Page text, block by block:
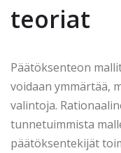
teoriat
Päätöksenteon
voidaan ymmärtää,
valintoja.
tunnetuimmista
päätöksentekijät